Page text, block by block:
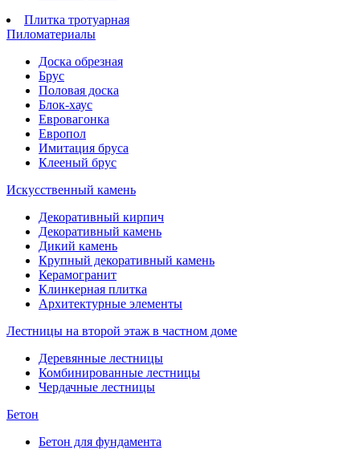
Плитка тротуарная
Пиломатериалы
Доска обрезная
Брус
Половая доска
Блок-хаус
Евровагонка
Европол
Имитация бруса
Клееный брус
Искусственный камень
Декоративный кирпич
Декоративный камень
Дикий камень
Крупный декоративный камень
Керамогранит
Клинкерная плитка
Архитектурные элементы
Лестницы на второй этаж в частном доме
Деревянные лестницы
Комбинированные лестницы
Чердачные лестницы
Бетон
Бетон для фундамента